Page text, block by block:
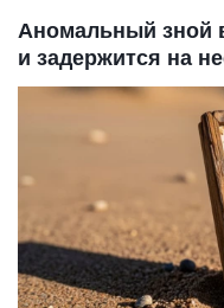
Аномальный зной
и задержится на